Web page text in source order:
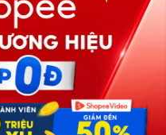
Online
Giấy, Tổ 05, Phường Quan
Hà Nội, Việt Nam
448 766